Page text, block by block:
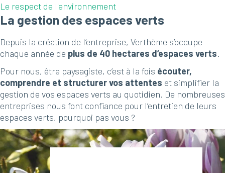
Le respect de l'environnement
La gestion des espaces verts
Depuis la création de l’entreprise, Verthème s’occupe
chaque année de plus de 40 hectares d’espaces verts.
Pour nous, être paysagiste, c’est à la fois écouter,
comprendre et structurer vos attentes et simplifier la
gestion de vos espaces verts au quotidien. De nombreuses
entreprises nous font confiance pour l’entretien de leurs
espaces verts, pourquoi pas vous ?